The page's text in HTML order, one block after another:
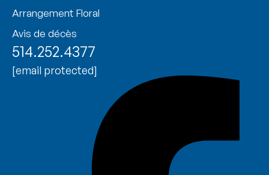
Arrangement Floral
Avis de décès
514.252.4377
[email protected]